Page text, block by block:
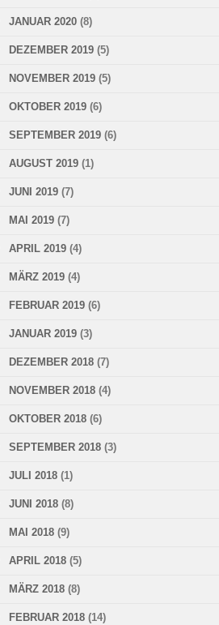
JANUAR 2020 (8)
DEZEMBER 2019 (5)
NOVEMBER 2019 (5)
OKTOBER 2019 (6)
SEPTEMBER 2019 (6)
AUGUST 2019 (1)
JUNI 2019 (7)
MAI 2019 (7)
APRIL 2019 (4)
MÄRZ 2019 (4)
FEBRUAR 2019 (6)
JANUAR 2019 (3)
DEZEMBER 2018 (7)
NOVEMBER 2018 (4)
OKTOBER 2018 (6)
SEPTEMBER 2018 (3)
JULI 2018 (1)
JUNI 2018 (8)
MAI 2018 (9)
APRIL 2018 (5)
MÄRZ 2018 (8)
FEBRUAR 2018 (14)